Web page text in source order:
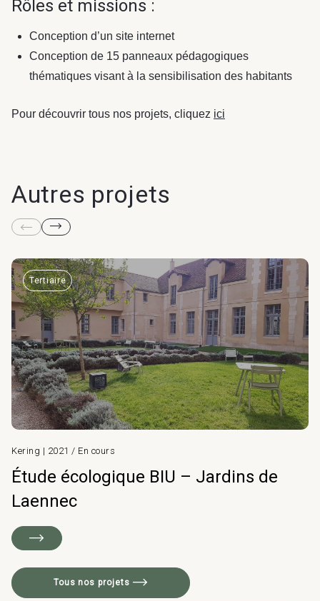
Rôles et missions :
Conception d’un site internet
Conception de 15 panneaux pédagogiques
thématiques visant à la sensibilisation des habitants
Pour découvrir tous nos projets, cliquez ici
Autres projets
Tertiaire
Kering | 2021 / En cours
Étude écologique BIU – Jardins de
Laennec
Tous nos projets